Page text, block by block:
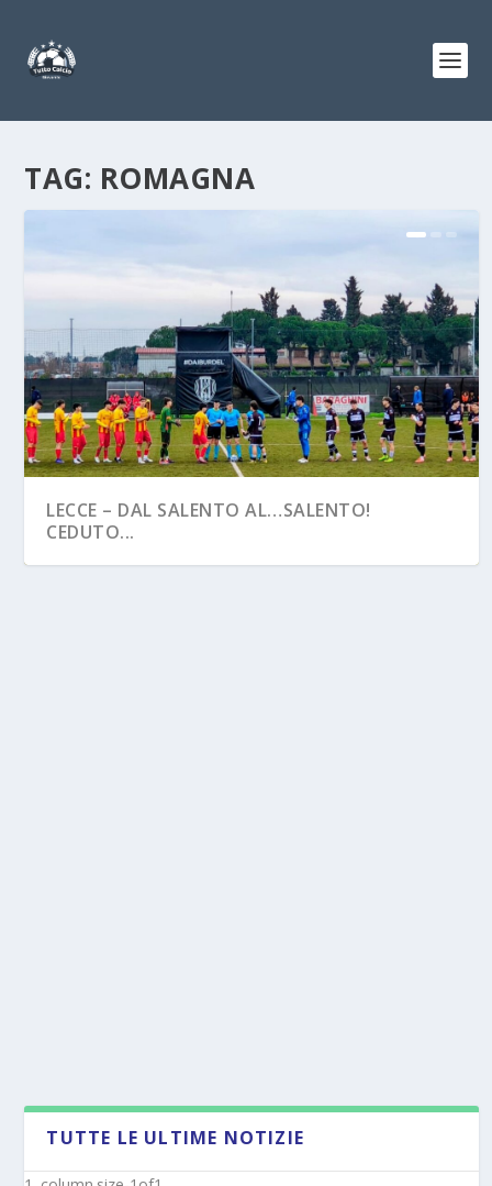
TAG: ROMAGNA
LECCE – DAL SALENTO AL…SALENTO!
CEDUTO...
TUTTE LE ULTIME NOTIZIE